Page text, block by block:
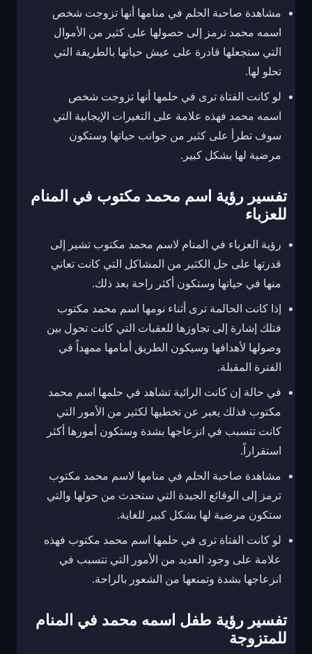
مشاهدة صاحبة الحلم في منامها أنها تزوجت شخص
اسمه محمد ترمز إلى حصولها على كثير من الأموال
التي ستجعلها قادرة على عيش حياتها بالطريقة التي
تحلو لها.
لو كانت الفتاة ترى في حلمها أنها تزوجت شخص
اسمه محمد فهذه علامة على التغيرات الإيجابية التي
سوف تطرأ على كثير من جوانب حياتها وستكون
مرضية لها بشكل كبير.
تفسير رؤية اسم محمد مكتوب في المنام
للعزباء
رؤية العزباء في المنام لاسم محمد مكتوب تشير إلى
قدرتها على حل الكثير من المشاكل التي كانت تعاني
منها في حياتها وستكون أكثر راحة بعد ذلك.
إذا كانت الحالمة ترى أثناء نومها اسم محمد مكتوب
فتلك إشارة إلى تجاوزها للعقبات التي كانت تحول بين
وصولها لأهدافها وسيكون الطريق أمامها ممهداً في
الفترة المقبلة.
في حالة إن كانت الرائية تشاهد في حلمها اسم محمد
مكتوب فذلك يعبر عن تخطيها لكثير من الأمور التي
كانت تتسبب في انزعاجها بشدة وستكون أمورها أكثر
استقراراً.
مشاهدة صاحبة الحلم في منامها لاسم محمد مكتوب
ترمز إلى الوقائع الجيدة التي ستحدث من حولها والتي
ستكون مرضية لها بشكل كبير للغاية.
لو كانت الفتاة ترى في حلمها اسم محمد مكتوب فهذه
علامة على وجود العديد من الأمور التي تتسبب في
انزعاجها بشدة وتمنعها من الشعور بالراحة.
تفسير رؤية طفل اسمه محمد في المنام
للمتزوجة